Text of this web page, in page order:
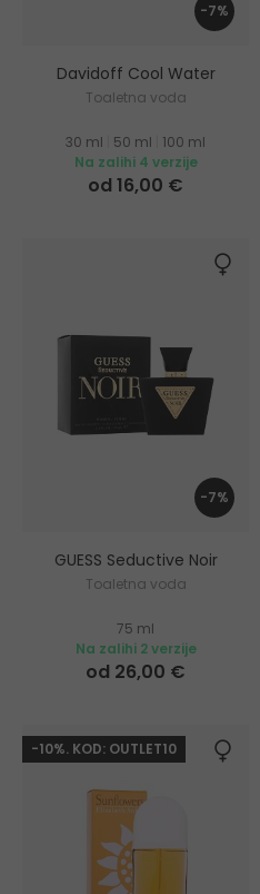
-7%
Davidoff Cool Water
Toaletna voda
30 ml 50 ml
100 ml
Na zalihi 4 verzije
od 16,00 €
-7%
GUESS Seductive Noir
Toaletna voda
75 ml
Na zalihi 2 verzije
od 26,00 €
-10%. KOD: OUTLET10